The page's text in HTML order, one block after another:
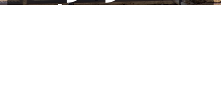
جديدة بحقل